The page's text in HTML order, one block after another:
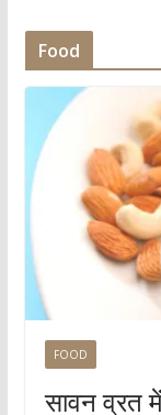
Food
FOOD
सावन व्रत